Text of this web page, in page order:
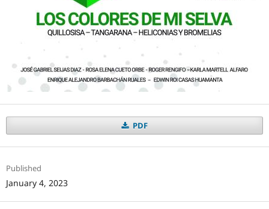
PDF
Published
January 4, 2023